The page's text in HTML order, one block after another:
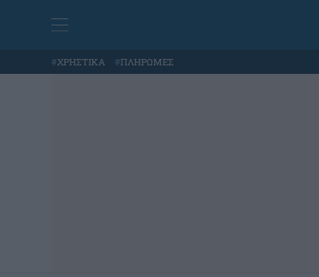
#ΧΡΗΣΤΙΚΑ #ΠΛΗΡΩΜΕΣ